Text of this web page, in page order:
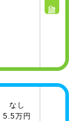
詳細へ
なし
5.5万円